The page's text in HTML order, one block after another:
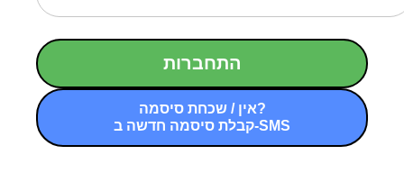
התחברות
אין / שכחת סיסמה?
קבלת סיסמה חדשה ב-SMS